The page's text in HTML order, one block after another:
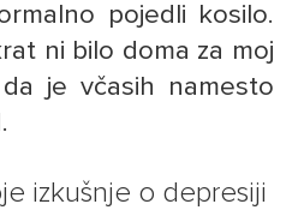
pojedli kosilo.
ni bilo doma za moj
je včasih namesto
izkušnje o depresiji